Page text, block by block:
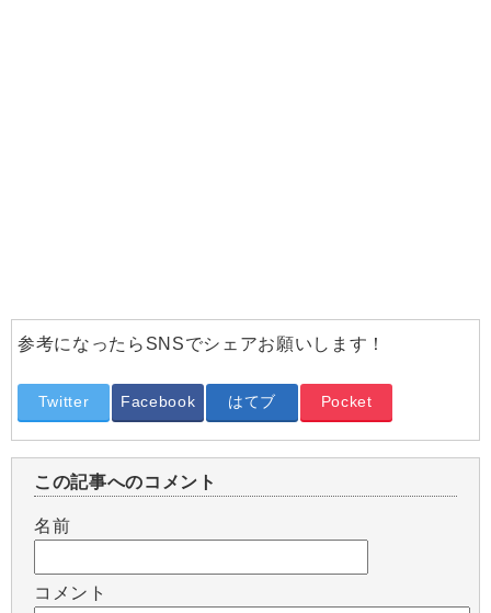
参考になったらSNSでシェアお願いします！
Twitter Facebook はてブ Pocket
この記事へのコメント
名前
コメント